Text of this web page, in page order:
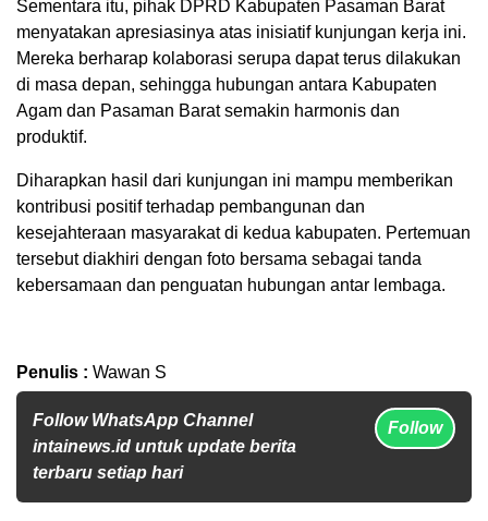
Sementara itu, pihak DPRD Kabupaten Pasaman Barat
menyatakan apresiasinya atas inisiatif kunjungan kerja ini.
Mereka berharap kolaborasi serupa dapat terus dilakukan
di masa depan, sehingga hubungan antara Kabupaten
Agam dan Pasaman Barat semakin harmonis dan
produktif.
Diharapkan hasil dari kunjungan ini mampu memberikan
kontribusi positif terhadap pembangunan dan
kesejahteraan masyarakat di kedua kabupaten. Pertemuan
tersebut diakhiri dengan foto bersama sebagai tanda
kebersamaan dan penguatan hubungan antar lembaga.
Penulis : Wawan S
Follow WhatsApp Channel
intainews.id untuk update berita
terbaru setiap hari
Follow